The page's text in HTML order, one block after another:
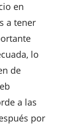
en
a tener
lo
de
a las
por